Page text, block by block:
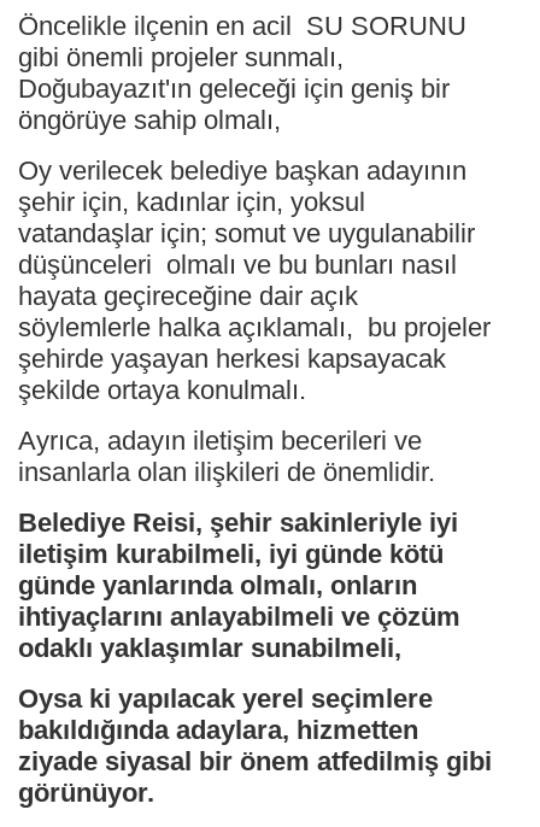
Öncelikle ilçenin en acil SU SORUNU
gibi önemli projeler sunmalı,
Doğubayazıt'ın geleceği için geniş bir
öngörüye sahip olmalı,
Oy verilecek belediye başkan adayının
şehir için, kadınlar için, yoksul
vatandaşlar için; somut ve uygulanabilir
düşünceleri olmalı ve bu bunları nasıl
hayata geçireceğine dair açık
söylemlerle halka açıklamalı, bu projeler
şehirde yaşayan herkesi kapsayacak
şekilde ortaya konulmalı.
Ayrıca, adayın iletişim becerileri ve
insanlarla olan ilişkileri de önemlidir.
Belediye Reisi, şehir sakinleriyle iyi
iletişim kurabilmeli, iyi günde kötü
günde yanlarında olmalı, onların
ihtiyaçlarını anlayabilmeli ve çözüm
odaklı yaklaşımlar sunabilmeli,
Oysa ki yapılacak yerel seçimlere
bakıldığında adaylara, hizmetten
ziyade siyasal bir önem atfedilmiş gibi
görünüyor.